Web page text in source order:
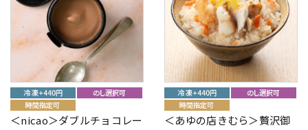
＜nicao＞ダブルチョコレー
＜あゆの店きむら＞贅沢御